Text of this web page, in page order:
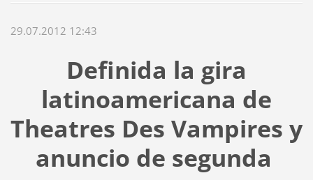
29.07.2012 12:43
Definida la gira
latinoamericana de
Theatres Des Vampires y
anuncio de segunda